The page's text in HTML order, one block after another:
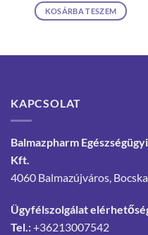
KOSÁRBA TESZEM
KAPCSOLAT
Balmazpharm
Kft.
4060 Balmazújváros,
Ügyfélszolgálat
Tel.:+36213007542